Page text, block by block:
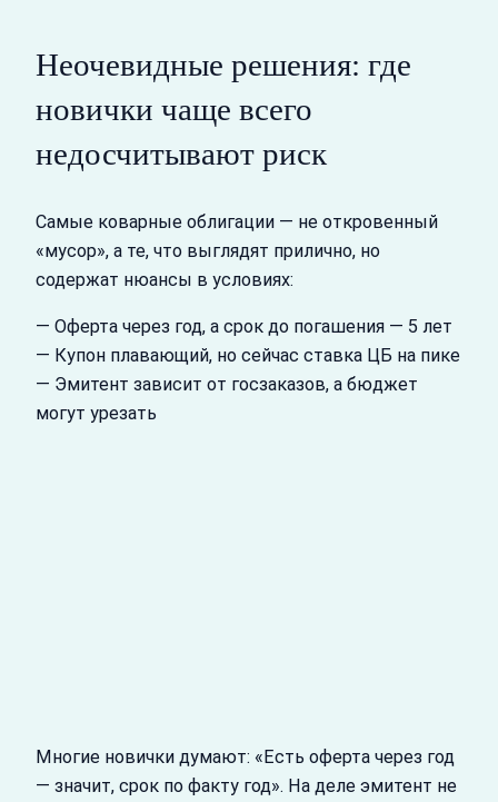
Неочевидные решения: где
новички чаще всего
недосчитывают риск
Самые коварные облигации — не откровенный
«мусор», а те, что выглядят прилично, но
содержат нюансы в условиях:
— Оферта через год, а срок до погашения — 5 лет
— Купон плавающий, но сейчас ставка ЦБ на пике
— Эмитент зависит от госзаказов, а бюджет
могут урезать
Многие новички думают: «Есть оферта через год
— значит, срок по факту год». На деле эмитент не